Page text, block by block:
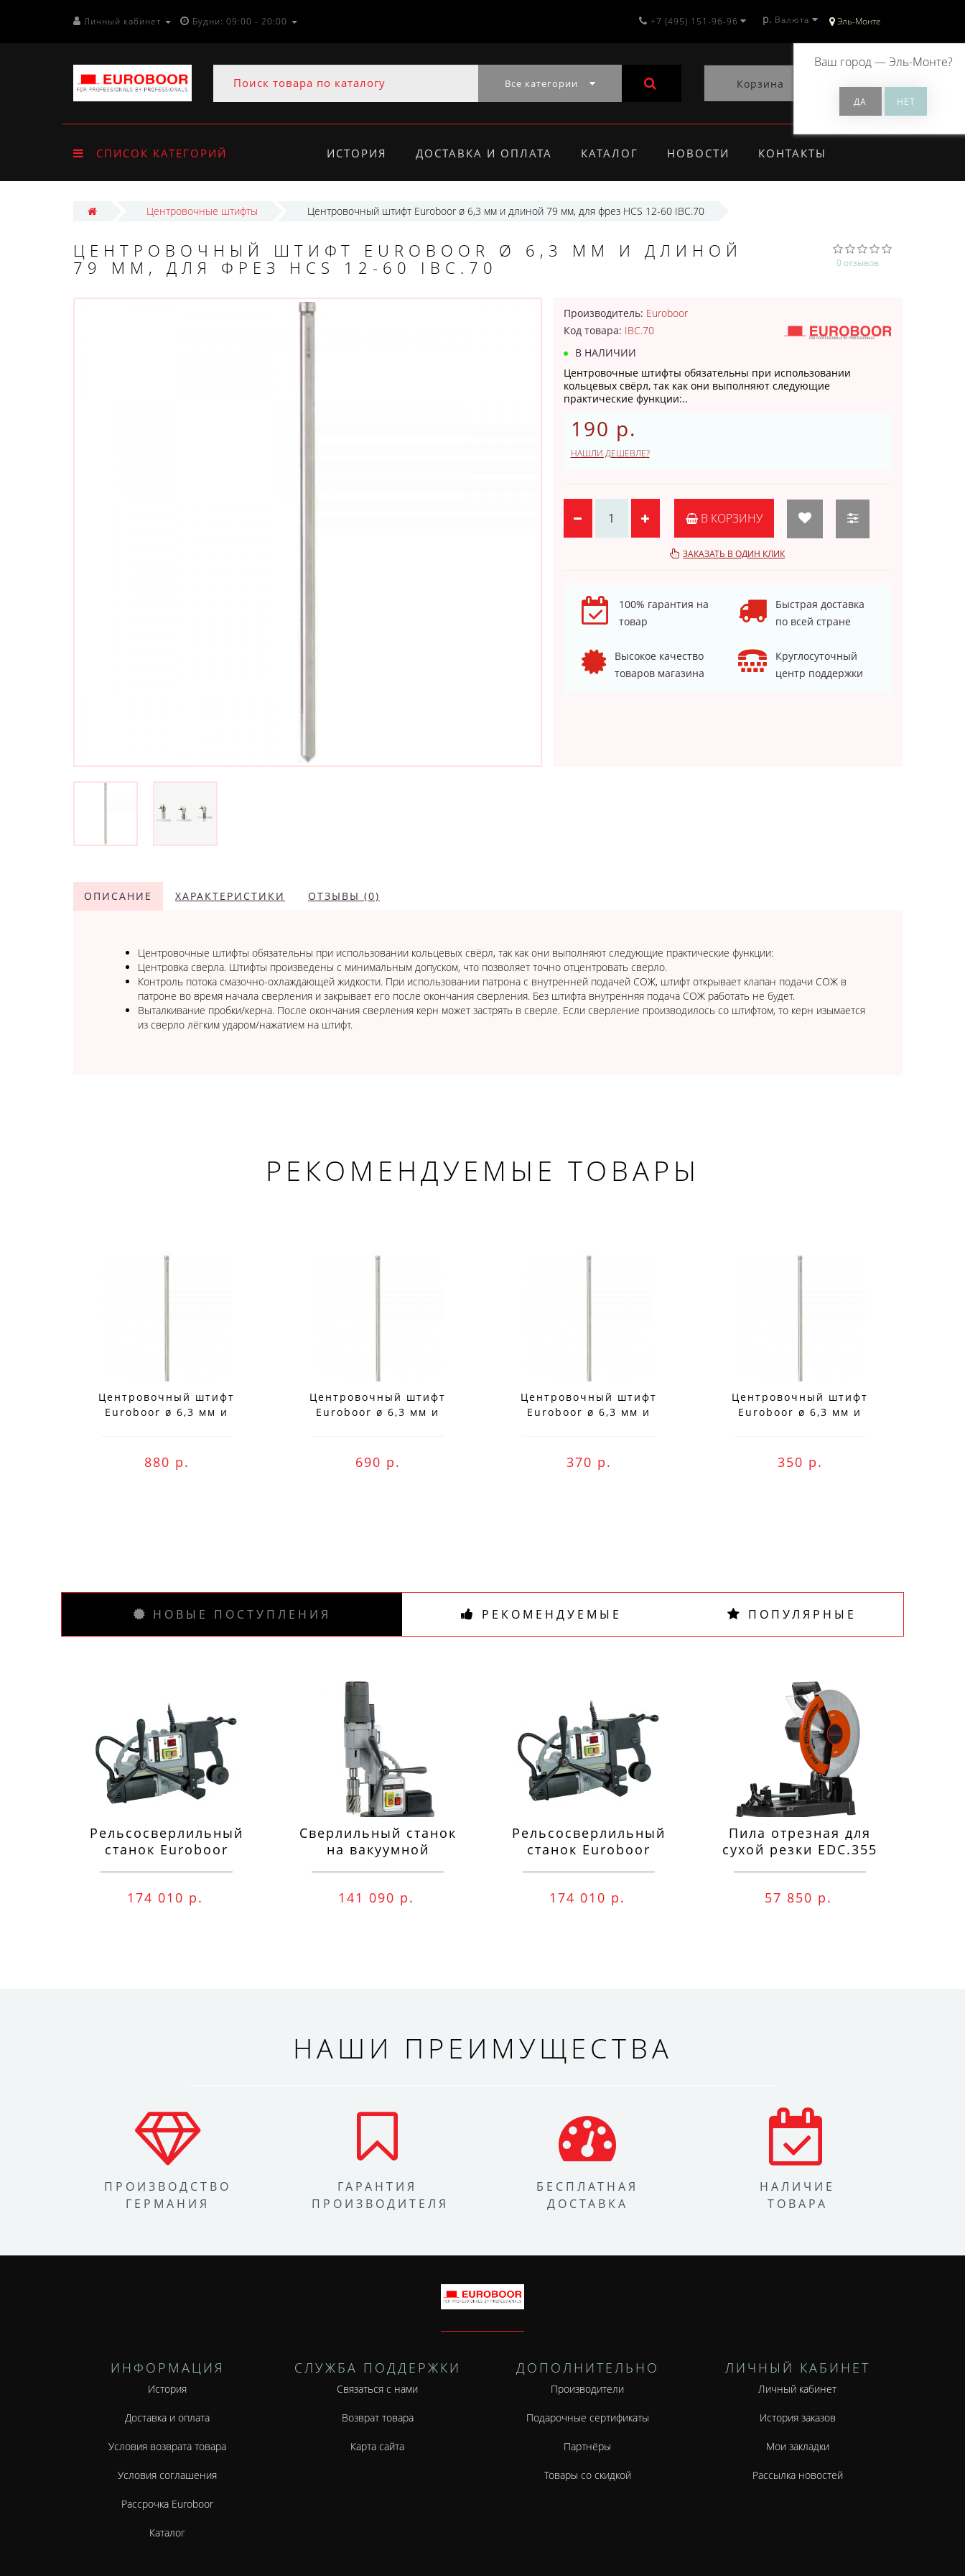
Личный кабинет Будни: 09:00 - 20:00 Эль-Монте
Ваш город —Эль-Монте?
+7 (495) 151-96-96 р. Валюта
Все категории Корзина 0
СПИСОК КАТЕГОРИЙ ИСТОРИЯ ДОСТАВКА И ОПЛАТА КАТАЛОГ НОВОСТИ КОНТАКТЫ
Центровочные штифты Центровочный штифт Euroboor ø 6,3 мм и длиной 79 мм, для фрез HCS 12-60 IBC.70
ЦЕНТРОВОЧНЫЙ ШТИФТ EUROBOOR Ø 6,3 ММ И ДЛИНОЙ
79 ММ, ДЛЯ ФРЕЗ HCS 12-60 IBC.70
0 отзывов
Производитель: Euroboor
Код товара: IBC.70
В НАЛИЧИИ
Центровочные штифты обязательны при использовании
кольцевых свёрл, так как они выполняют следующие
практические функции:..
190 р.
НАШЛИ ДЕШЕВЛЕ?
В КОРЗИНУ
ЗАКАЗАТЬ В ОДИН КЛИК
100% гарантия на
товар
Быстрая доставка
по всей стране
Высокое качество
товаров магазина
Круглосуточный
центр поддержки
ОПИСАНИЕ ХАРАКТЕРИСТИКИ ОТЗЫВЫ (0)
Центровочные штифты обязательны при использовании кольцевых свёрл, так как они выполняют следующие практические функции:
Центровка сверла. Штифты произведены с минимальным допуском, что позволяет точно отцентровать сверло.
Контроль потока смазочно-охлаждающей жидкости. При использовании патрона с внутренней подачей СОЖ, штифт открывает клапан подачи СОЖ в
патроне во время начала сверления и закрывает его после окончания сверления. Без штифта внутренняя подача СОЖ работать не будет.
Выталкивание пробки/керна. После окончания сверления керн может застрять в сверле. Если сверление производилось со штифтом, то керн изымается
из сверло лёгким ударом/нажатием на штифт.
РЕКОМЕНДУЕМЫЕ ТОВАРЫ
Центровочный штифт
Euroboor ø 6,3 мм и
880 р.
Центровочный штифт
Euroboor ø 6,3 мм и
690 р.
Центровочный штифт
Euroboor ø 6,3 мм и
370 р.
Центровочный штифт
Euroboor ø 6,3 мм и
350 р.
НОВЫЕ ПОСТУПЛЕНИЯ РЕКОМЕНДУЕМЫЕ ПОПУЛЯРНЫЕ
Рельсосверлильный
станок Euroboor
174 010 р.
Сверлильный станок
на вакуумной
141 090 р.
Рельсосверлильный
станок Euroboor
174 010 р.
Пила отрезная для
сухой резки EDC.355
57 850 р.
НАШИ ПРЕИМУЩЕСТВА
ПРОИЗВОДСТВО
ГЕРМАНИЯ
ГАРАНТИЯ
ПРОИЗВОДИТЕЛЯ
БЕСПЛАТНАЯ
ДОСТАВКА
НАЛИЧИЕ
ТОВАРА
ИНФОРМАЦИЯ
История
Доставка и оплата
Условия возврата товара
Условия соглашения
Рассрочка Euroboor
Каталог
СЛУЖБА ПОДДЕРЖКИ
Связаться с нами
Возврат товара
Карта сайта
ДОПОЛНИТЕЛЬНО
Производители
Подарочные сертификаты
Партнёры
Товары со скидкой
ЛИЧНЫЙ КАБИНЕТ
Личный кабинет
История заказов
Мои закладки
Рассылка новостей